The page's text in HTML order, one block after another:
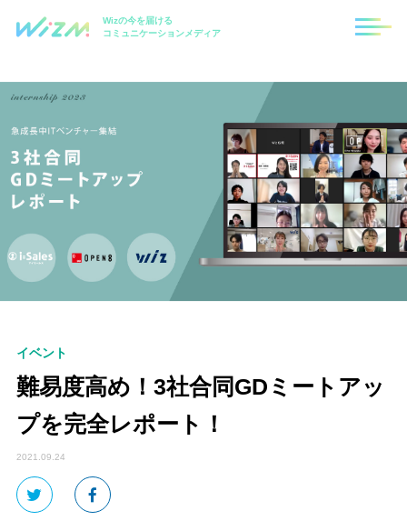
Wizの今を届ける
コミュニケーションメディア
イベント
難易度高め！3社合同GDミートアッ
プを完全レポート！
2021.09.24